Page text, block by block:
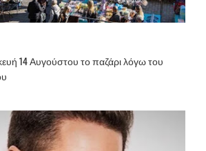
14 Αυγούστου το παζάρι λόγω του